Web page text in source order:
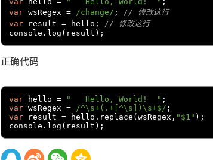
var wsRegex = /change/ ;
// 修改这行
var result = hello ;
// 修改这行
console . log ( result );
正确代码
var hello = "   Hello, World!  " ;
var wsRegex = /^\s+(.+[^\s])\s+$/ ;
var result = hello . replace ( wsRegex , "$1" );
console . log ( result );